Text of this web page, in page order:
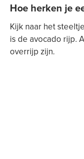
Hoe herken je
Kijk naar het
is de avocado rijp.
overrijp zijn.